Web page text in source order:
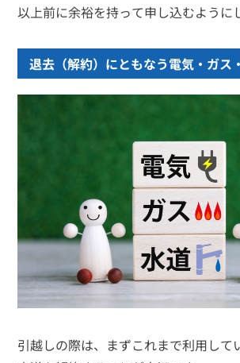
以上前に余裕を持って申し込むように
退去（解約）にともなう電気・ガス
引越しの際は、まずこれまで利用して